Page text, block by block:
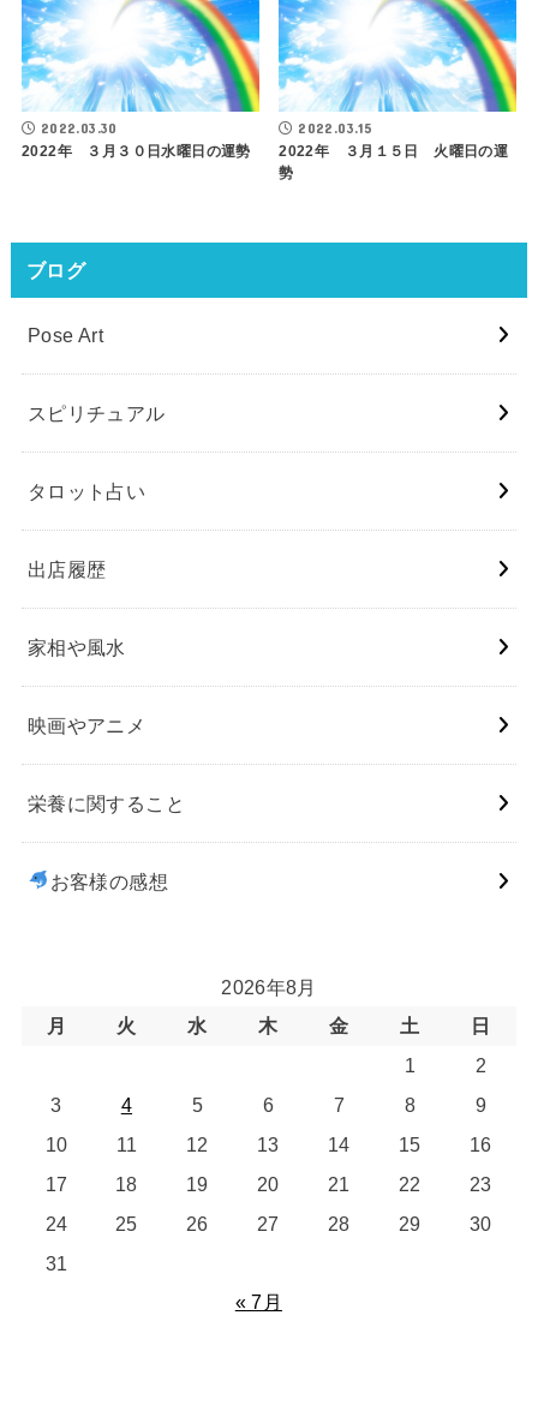
2022.03.30
2022年 ３月３０日水曜日の運勢
2022.03.15
2022年 ３月１５日 火曜日の運
勢
ブログ
Pose Art
スピリチュアル
タロット占い
出店履歴
家相や風水
映画やアニメ
栄養に関すること
お客様の感想
2026年8月
月
火 水 木 金 土
日
1
2
3
4 5 6 7 8
9
10
11 12 13 14 15
16
17
18 19 20 21 22
23
24
25 26 27 28 29
30
31
« 7月